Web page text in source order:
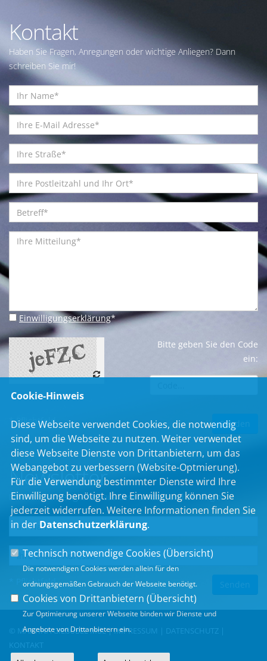
Kontakt
Haben Sie Fragen, Anregungen oder wichtige Anliegen? Dann
schreiben Sie mir!
Einwilligungserklärung*
Bitte geben Sie den Code
ein:
* Pflichtfeld
Newsletter
Erhalten Sie Neuigkeiten aus dem Landtag und der Region.
* Pflichtfeld
© MARTINA GIEßÜBEL MdL |IMPRESSUM DATENSCHUTZ
KONTAKT
Cookie-Hinweis
Diese Webseite verwendet Cookies, die notwendig
sind, um die Webseite zu nutzen. Weiter verwendet
diese Webseite Dienste von Drittanbietern, um das
Webangebot zu verbessern (Website-Optmierung).
Für die Verwendung bestimmter Dienste wird Ihre
Einwilligung benötigt. Ihre Einwilligung können Sie
jederzeit widerrufen. Weitere Informationen finden Sie
in der Datenschutzerklärung.
Technisch notwendige Cookies (Übersicht)
Die notwendigen Cookies werden allein für den
ordnungsgemäßen Gebrauch der Webseite benötigt.
Cookies von Drittanbietern (Übersicht)
Zur Optimierung unserer Webseite binden wir Dienste und
Angebote von Drittanbietern ein.